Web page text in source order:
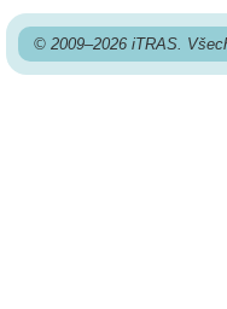
© 2009–2026 iTRAS.